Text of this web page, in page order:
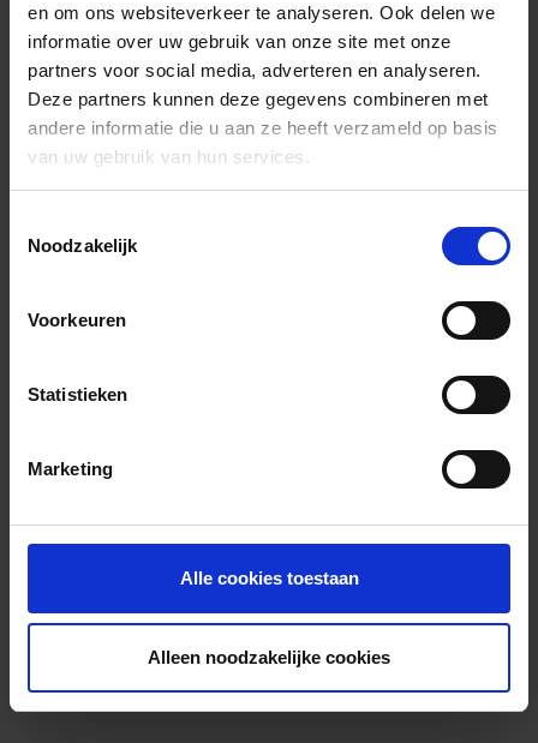
en om ons websiteverkeer te analyseren. Ook delen we
informatie over uw gebruik van onze site met onze
partners voor social media, adverteren en analyseren.
Deze partners kunnen deze gegevens combineren met
andere informatie die u aan ze heeft verzameld op basis
van uw gebruik van hun services.
Noodzakelijk
Voorkeuren
Statistieken
Marketing
Alle cookies toestaan
Alleen noodzakelijke cookies